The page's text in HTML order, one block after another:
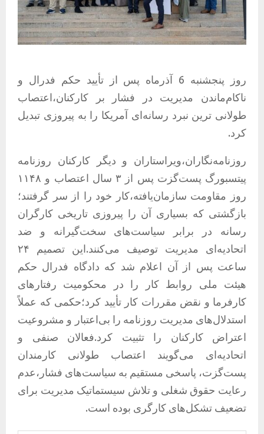
روز پنجشنبه 6 آذرماه پس از تأیید حکم فدرال و
ناکام‌ماندن مدیریت در فشار بر کارکنان،اعتصاب
طولانی ‌ترین نبرد رسانه‌ای آمریکا را به پیروزی تبدیل
کرد.
روزنامه‌نگاران،ویراستاران و دیگر کارکنان روزنامه
پیتسبورگ پست‌گزت پس از ۳ سال اعتصاب و ۱۱۴۸
روز مقاومت سازمان‌یافته،کار خود را از سر گرفتند؛
بازگشتی که بسیاری آن را پیروزی تاریخی کارگران
رسانه در برابر سیاست‌های سخت‌گیرانه و ضد
اتحادیه‌ای مدیریت توصیف می‌کنند.این تصمیم ۲۴
ساعت پس از آن اعلام شد که دادگاه فدرال حکم
هیئت ملی روابط کار را در محکومیت رفتارهای
کارفرما و نقض مقررات کار تأیید کرد؛حکمی که عملاً
استدلال‌های مدیریت روزنامه را بی‌اعتبار و مشروعیت
اعتراض کارکنان را تثبیت کرد.فعالان صنفی و
اتحادیه‌ای می‌گویند اعتصاب طولانی کارمندان
پست‌گزت، پاسخی مستقیم به سیاست‌های فشار،عدم
رعایت حقوق شغلی و تلاش سیستماتیک مدیریت برای
تضعیف تشکل‌های کارگری بوده است.